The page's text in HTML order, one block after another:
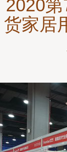
2020
货家居